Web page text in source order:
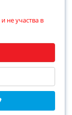
не участва в